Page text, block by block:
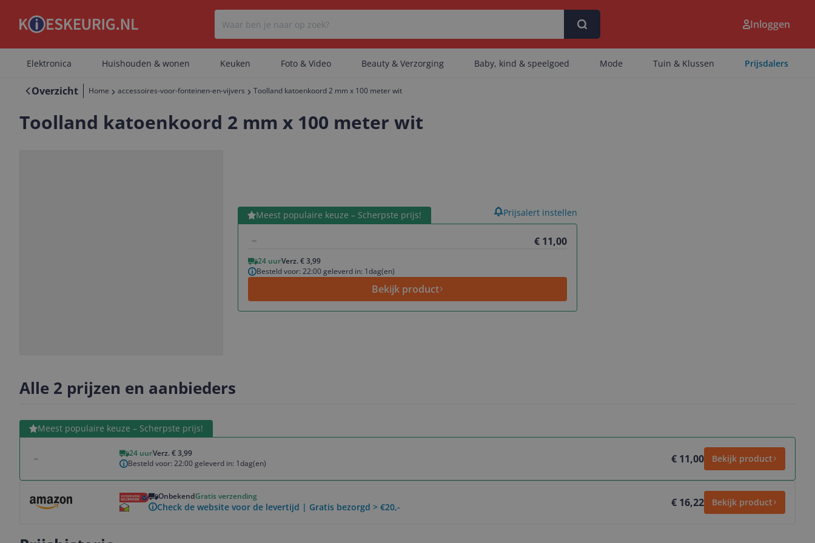
Er zijn geen categorieën gevonden.
Er zijn geen artikelen gevonden.
Inloggen
Elektronica Huishouden & wonen Keuken Foto & Video Beauty & Verzorging Baby, kind & speelgoed Mode Tuin & Klussen Prijsdalers
Overzicht Home accessoires-voor-fonteinen-en-vijvers Toolland katoenkoord 2 mm x 100 meter wit
Toolland katoenkoord 2 mm x 100 meter wit
Meest populaire keuze – Scherpste prijs!
€ 11,00
24 uurVerz. € 3,99
Besteld voor: 22:00 geleverd in: 1dag(en)
Bekijk product
Bekijk product Prijsalert instellen
Alle 2 prijzen en aanbieders
Meest populaire keuze – Scherpste prijs!
24 uurVerz. € 3,99
Besteld voor: 22:00 geleverd in: 1dag(en)
€ 11,00 Bekijk product
Bekijk product
OnbekendGratis verzending
Check de website voor de levertijd | Gratis bezorgd > €20,- € 16,22 Bekijk product